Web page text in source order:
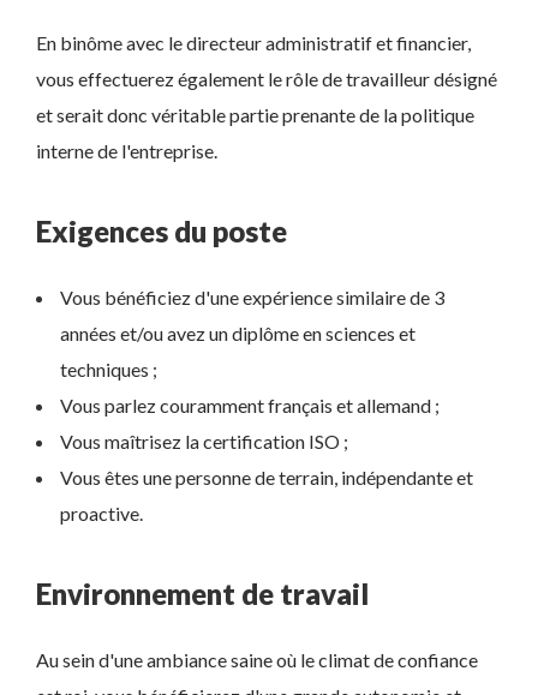
En binôme avec le directeur administratif et financier,
vous effectuerez également le rôle de travailleur désigné
et serait donc véritable partie prenante de la politique
interne de l'entreprise.
Exigences du poste
Vous bénéficiez d'une expérience similaire de 3
années et/ou avez un diplôme en sciences et
techniques ;
Vous parlez couramment français et allemand ;
Vous maîtrisez la certification ISO ;
Vous êtes une personne de terrain, indépendante et
proactive.
Environnement de travail
Au sein d'une ambiance saine où le climat de confiance